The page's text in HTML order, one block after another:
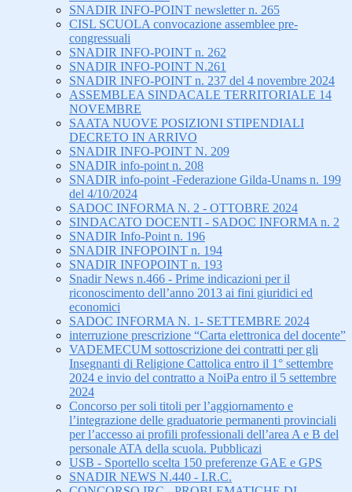
SNADIR INFO-POINT newsletter n. 265
CISL SCUOLA convocazione assemblee pre-
congressuali
SNADIR INFO-POINT n. 262
SNADIR INFO-POINT N.261
SNADIR INFO-POINT n. 237 del 4 novembre 2024
ASSEMBLEA SINDACALE TERRITORIALE 14
NOVEMBRE
SAATA NUOVE POSIZIONI STIPENDIALI
DECRETO IN ARRIVO
SNADIR INFO-POINT N. 209
SNADIR info-point n. 208
SNADIR info-point -Federazione Gilda-Unams n. 199
del 4/10/2024
SADOC INFORMA N. 2 - OTTOBRE 2024
SINDACATO DOCENTI - SADOC INFORMA n. 2
SNADIR Info-Point n. 196
SNADIR INFOPOINT n. 194
SNADIR INFOPOINT n. 193
Snadir News n.466 - Prime indicazioni per il
riconoscimento dell’anno 2013 ai fini giuridici ed
economici
SADOC INFORMA N. 1- SETTEMBRE 2024
interruzione prescrizione “Carta elettronica del docente”
VADEMECUM sottoscrizione dei contratti per gli
Insegnanti di Religione Cattolica entro il 1° settembre
2024 e invio del contratto a NoiPa entro il 5 settembre
2024
Concorso per soli titoli per l’aggiornamento e
l’integrazione delle graduatorie permanenti provinciali
per l’accesso ai profili professionali dell’area A e B del
personale ATA della scuola. Pubblicazi
USB - Sportello scelta 150 preferenze GAE e GPS
SNADIR NEWS N.440 - I.R.C.